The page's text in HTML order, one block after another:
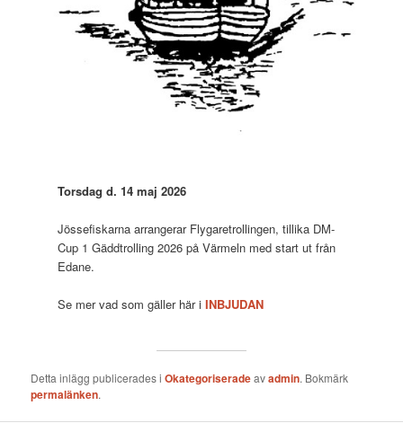
Torsdag d. 14 maj 2026
Jössefiskarna arrangerar Flygaretrollingen, tillika DM-
Cup 1 Gäddtrolling 2026 på Värmeln med start ut från
Edane.
Se mer vad som gäller här iINBJUDAN
Detta inlägg publicerades iOkategoriseradeavadmin. Bokmärk
permalänken.